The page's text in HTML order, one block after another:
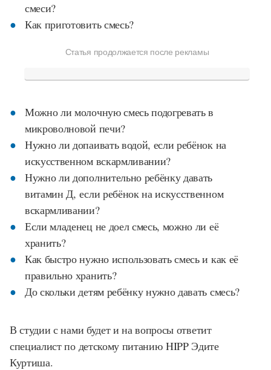
смеси?
Как приготовить смесь?
Статья продолжается после рекламы
Можно ли молочную смесь подогревать в
микроволновой печи?
Нужно ли допаивать водой, если ребёнок на
искусственном вскармливании?
Нужно ли дополнительно ребёнку давать
витамин Д, если ребёнок на искусственном
вскармливании?
Если младенец не доел смесь, можно ли её
хранить?
Как быстро нужно использовать смесь и как её
правильно хранить?
До скольки детям ребёнку нужно давать смесь?
В студии с нами будет и на вопросы ответит
специалист по детскому питаниюHIPPЭдите
Куртиша.